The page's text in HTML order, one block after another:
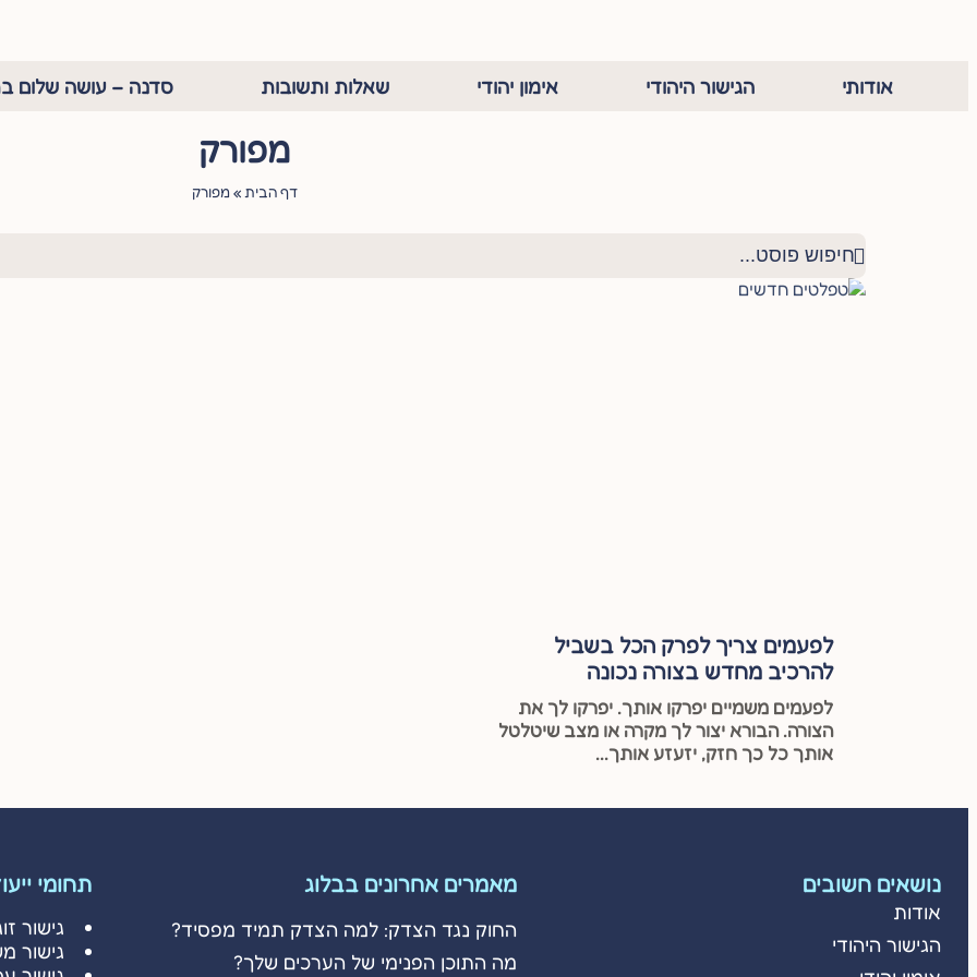
אודותי הגישור היהודי אימון יהודי שאלות ותשובות סדנה – עושה שלום
מפורק
דף הבית »מפורק
לפעמים צריך לפרק הכל בשביל
להרכיב מחדש בצורה נכונה
לפעמים משמיים יפרקו אותך. יפרקו לך את
הצורה. הבורא יצור לך מקרה או מצב שיטלטל
אותך כל כך חזק, יזעזע אותך...
נושאים חשובים
אודות
הגישור היהודי
מאמרים אחרונים בבלוג
החוק נגד הצדק: למה הצדק תמיד מפסיד?
מה התוכן הפנימי של הערכים שלך?
תחומי
גישור
גישור